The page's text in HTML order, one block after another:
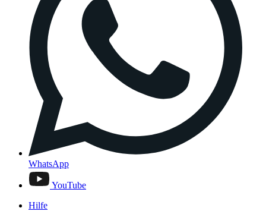
WhatsApp
YouTube
Hilfe